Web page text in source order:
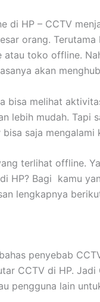
di HP – CCTV
orang.
atau toko offline.
akan
bisa melihat
lebih mudah. Tapi
saja mengalami
terlihat offline.
HP? Bagi kamu
lengkapnya
penyebab
CCTV di HP.
pengguna lain